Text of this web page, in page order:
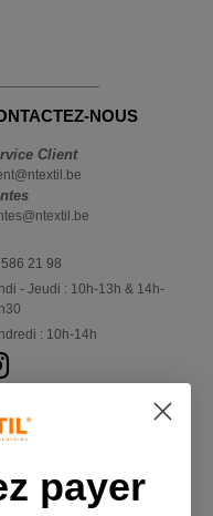
NOUS
Client
21 98
- Jeudi : 10h-13h & 14h-
: 10h-14h
payer